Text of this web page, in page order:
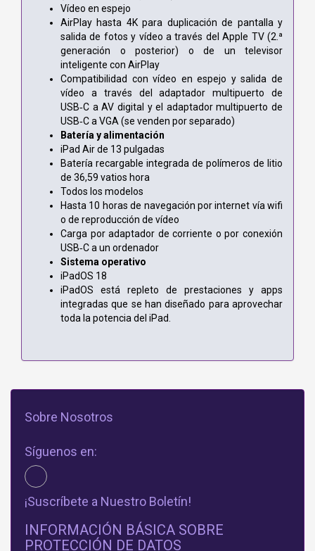
Vídeo en espejo
AirPlay hasta 4K para duplicación de pantalla y
salida de fotos y vídeo a través del Apple TV (2.ª
generación o posterior) o de un televisor
inteligente con AirPlay
Compatibilidad con vídeo en espejo y salida de
vídeo a través del adaptador multipuerto de
USB‑C a AV digital y el adaptador multipuerto de
USB‑C a VGA (se venden por separado)
Batería y alimentación
iPad Air de 13 pulgadas
Batería recargable integrada de polímeros de litio
de 36,59 vatios hora
Todos los modelos
Hasta 10 horas de navegación por internet vía wifi
o de reproducción de vídeo
Carga por adaptador de corriente o por conexión
USB‑C a un ordenador
Sistema operativo
iPadOS 18
iPadOS está repleto de prestaciones y apps
integradas que se han diseñado para aprovechar
toda la potencia del iPad.
Sobre Nosotros
Síguenos en:
¡Suscríbete a Nuestro Boletín!
INFORMACIÓN BÁSICA SOBRE
PROTECCIÓN DE DATOS